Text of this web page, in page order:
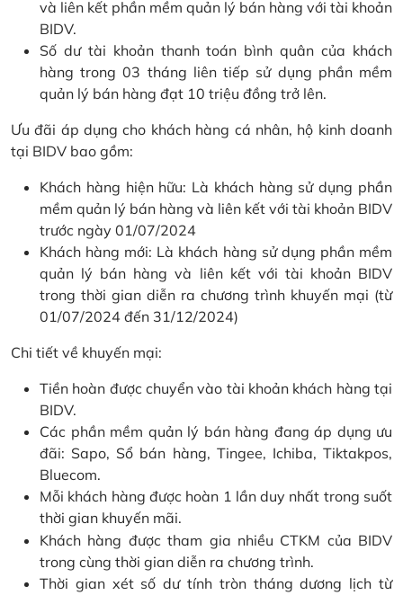
và liên kết phần mềm quản lý bán hàng với tài khoản
BIDV.
Số dư tài khoản thanh toán bình quân của khách
hàng trong 03 tháng liên tiếp sử dụng phần mềm
quản lý bán hàng đạt 10 triệu đồng trở lên.
Ưu đãi áp dụng cho khách hàng cá nhân, hộ kinh doanh
tại BIDV bao gồm:
Khách hàng hiện hữu: Là khách hàng sử dụng phần
mềm quản lý bán hàng và liên kết với tài khoản BIDV
trước ngày 01/07/2024
Khách hàng mới: Là khách hàng sử dụng phần mềm
quản lý bán hàng và liên kết với tài khoản BIDV
trong thời gian diễn ra chương trình khuyến mại (từ
01/07/2024 đến 31/12/2024)
Chi tiết về khuyến mại:
Tiền hoàn được chuyển vào tài khoản khách hàng tại
BIDV.
Các phần mềm quản lý bán hàng đang áp dụng ưu
đãi: Sapo, Sổ bán hàng, Tingee, Ichiba, Tiktakpos,
Bluecom.
Mỗi khách hàng được hoàn 1 lần duy nhất trong suốt
thời gian khuyến mãi.
Khách hàng được tham gia nhiều CTKM của BIDV
trong cùng thời gian diễn ra chương trình.
Thời gian xét số dư tính tròn tháng dương lịch từ